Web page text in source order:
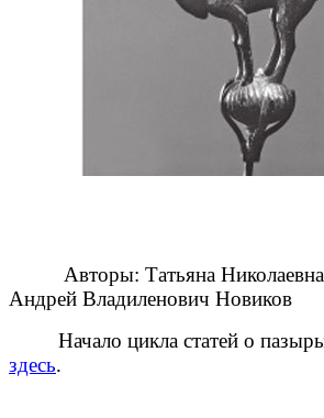
Авторы: Татьяна
Андрей Владиленович Новиков
Начало цикла статей о
здесь.